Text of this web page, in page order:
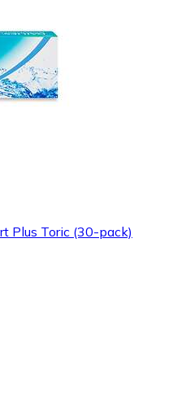
Plus Toric (30-pack)